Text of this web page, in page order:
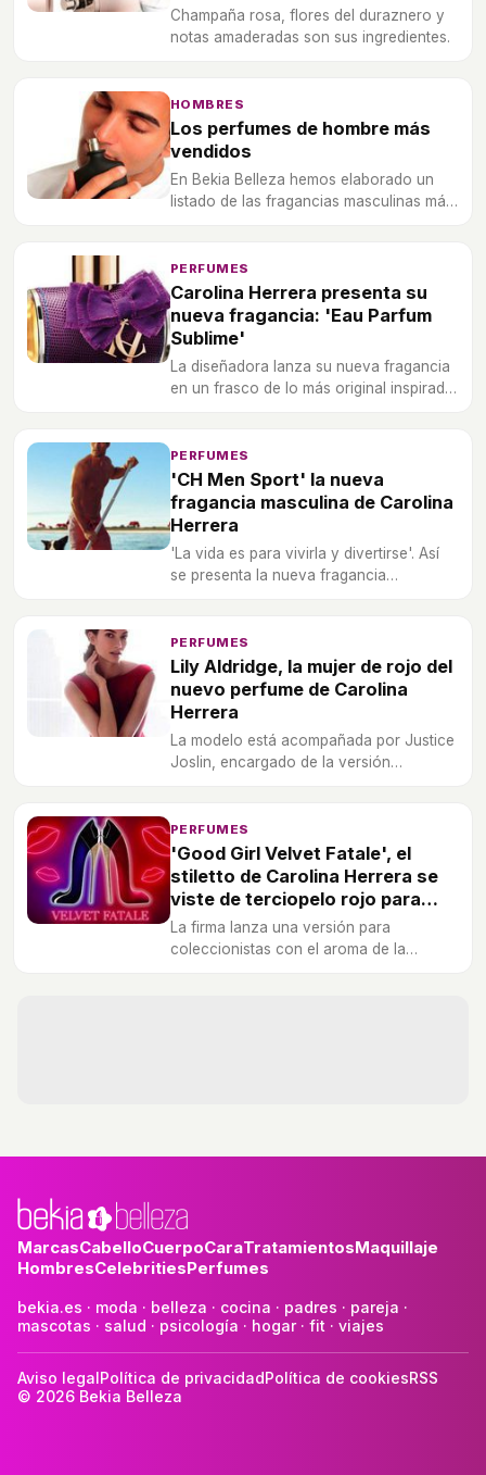
Champaña rosa, flores del duraznero y
notas amaderadas son sus ingredientes.
HOMBRES
Los perfumes de hombre más
vendidos
En Bekia Belleza hemos elaborado un
listado de las fragancias masculinas más
PERFUMES
Carolina Herrera presenta su
nueva fragancia: 'Eau Parfum
Sublime'
La diseñadora lanza su nueva fragancia
en un frasco de lo más original inspirado
PERFUMES
'CH Men Sport' la nueva
fragancia masculina de Carolina
Herrera
'La vida es para vivirla y divertirse'. Así
se presenta la nueva fragancia
PERFUMES
Lily Aldridge, la mujer de rojo del
nuevo perfume de Carolina
Herrera
La modelo está acompañada por Justice
Joslin, encargado de la versión
PERFUMES
'Good Girl Velvet Fatale', el
stiletto de Carolina Herrera se
viste de terciopelo rojo para
esta Navidad 2018
La firma lanza una versión para
coleccionistas con el aroma de la
MarcasCabelloCuerpoCaraTratamientosMaquillaje
HombresCelebritiesPerfumes
bekia.es · moda · belleza · cocina · padres · pareja ·
mascotas · salud · psicología · hogar· fit · viajes
Aviso legalPolítica de privacidadPolítica de cookiesRSS
© 2026 Bekia Belleza